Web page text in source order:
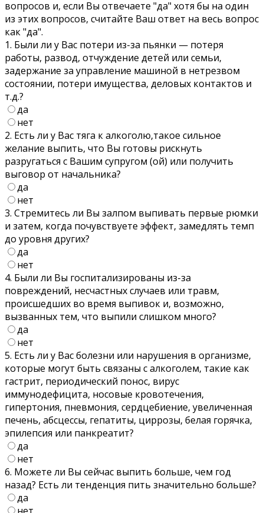
вопросов и, если Вы отвечаете "дa" хотя бы на один
из этих вопросов, считайте Ваш ответ на весь вопрос
как "дa".
1. Были ли у Вас потери из-за пьянки — потеря
работы, развод, отчуждение детей или семьи,
задержание за управление машиной в нетрезвом
состоянии, потери имущества, деловых контактов и
т.д.?
да
нет
2. Есть ли у Вас тяга к алкоголю,такое сильное
желание выпить, что Вы готовы рискнуть
разругаться с Вашим супругом (ой) или получить
выговор от начальника?
да
нет
3. Стремитесь ли Вы залпом выпивать первые рюмки
и затем, когда почувствуете эффект, замедлять темп
до уровня других?
да
нет
4. Были ли Вы госпитализированы из-за
повреждений, несчастных случаев или травм,
происшедших во время выпивок и, возможно,
вызванных тем, что выпили слишком много?
да
нет
5. Есть ли у Вас болезни или нарушения в организме,
которые могут быть связаны с алкоголем, такие как
гастрит, периодический понос, вирус
иммунодефицита, носовые кровотечения,
гипертония, пневмония, сердцебиение, увеличенная
печень, абсцессы, гепатиты, циррозы, белая горячка,
эпилепсия или панкреатит?
да
нет
6. Можете ли Вы сейчас выпить больше, чем год
назад? Есть ли тенденция пить значительно больше?
да